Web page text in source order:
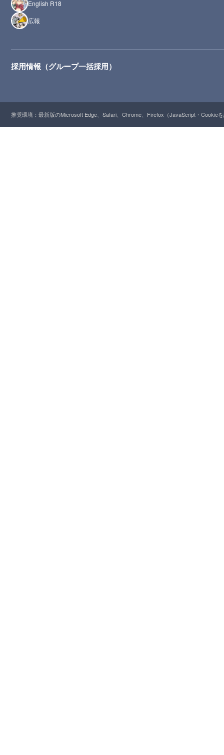
English R18
広報
採用情報（グループ一括採用）
推奨環境：最新版のMicrosoft Edge、Safari、Chrome、Firefox（JavaScript・Cookie